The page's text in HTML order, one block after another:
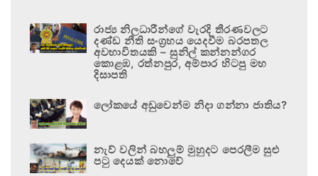
රාජ්‍ය නිලධාරීන්ගේ වැරදි තීරණවලට
දණ්ඩ නීති සංග්‍රහය යෙදවීම බරපතල
අවභාවිතයකි – සුනිල් කන්නන්ගර
කොළඹ, රත්නපුර, අම්පාර හිටපු මහ
දිසාපති
ලෝකයේ අඩුවෙන්ම නිදා ගන්නා ජාතිය?
නැව් වලින් බහලුම් මුහුදට පෙරලීම සුළු
පටු දෙයක් නොවේ